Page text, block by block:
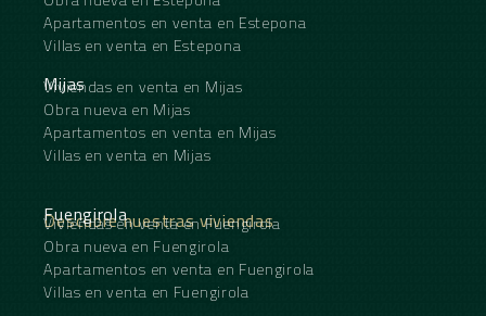
Apartamentos en venta en Estepona
Villas en venta en Estepona
Mijas
Viviendas en venta en Mijas
Obra nueva en Mijas
Apartamentos en venta en Mijas
Villas en venta en Mijas
Descubre nuestras viviendas
Fuengirola
Viviendas en venta en Fuengirola
Obra nueva en Fuengirola
Apartamentos en venta en Fuengirola
Villas en venta en Fuengirola